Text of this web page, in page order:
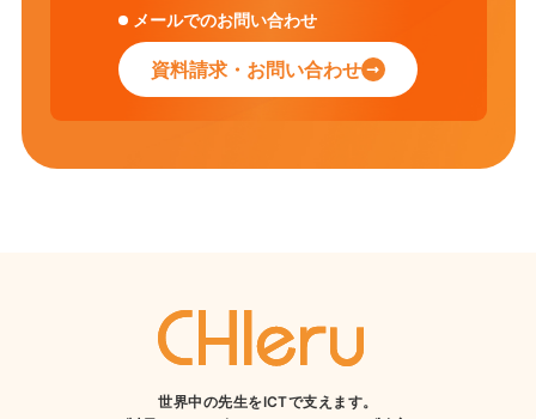
メールでのお問い合わせ
資料請求・お問い合わせ
世界中の先生をICTで支えます。